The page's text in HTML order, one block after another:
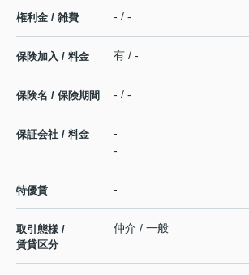
権利金 / 雑費 - / -
保険加入 / 料金 有 / -
保険名 / 保険期間 - / -
保証会社 / 料金
-
-
特優賃 -
取引態様 /
賃貸区分
仲介 / 一般